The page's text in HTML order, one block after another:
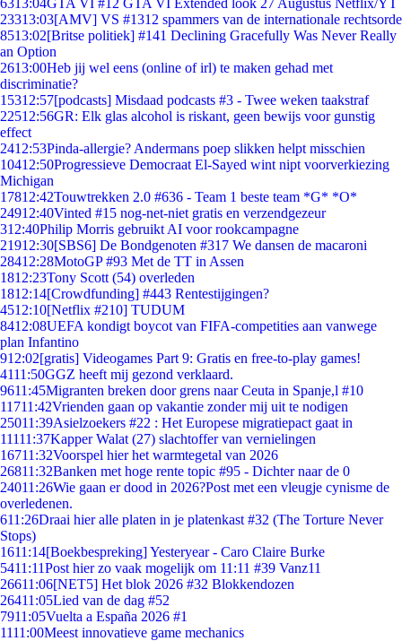
6313:04GTA VI #12 GTA VI Extended look 27 Augustus Netflix/YT
23313:03[AMV] VS #1312 spammers van de internationale rechtsorde
8513:02[Britse politiek] #141 Declining Gracefully Was Never Really
an Option
2613:00Heb jij wel eens (online of irl) te maken gehad met
discriminatie?
15312:57[podcasts] Misdaad podcasts #3 - Twee weken taakstraf
22512:56GR: Elk glas alcohol is riskant, geen bewijs voor gunstig
effect
2412:53Pinda-allergie? Andermans poep slikken helpt misschien
10412:50Progressieve Democraat El-Sayed wint nipt voorverkiezing
Michigan
17812:42Touwtrekken 2.0 #636 - Team 1 beste team *G* *O*
24912:40Vinted #15 nog-net-niet gratis en verzendgezeur
312:40Philip Morris gebruikt AI voor rookcampagne
21912:30[SBS6] De Bondgenoten #317 We dansen de macaroni
28412:28MotoGP #93 Met de TT in Assen
1812:23Tony Scott (54) overleden
1812:14[Crowdfunding] #443 Rentestijgingen?
4512:10[Netflix #210] TUDUM
8412:08UEFA kondigt boycot van FIFA-competities aan vanwege
plan Infantino
912:02[gratis] Videogames Part 9: Gratis en free-to-play games!
4111:50GGZ heeft mij gezond verklaard.
9611:45Migranten breken door grens naar Ceuta in Spanje,l #10
11711:42Vrienden gaan op vakantie zonder mij uit te nodigen
25011:39Asielzoekers #22 : Het Europese migratiepact gaat in
11111:37Kapper Walat (27) slachtoffer van vernielingen
16711:32Voorspel hier het warmtegetal van 2026
26811:32Banken met hoge rente topic #95 - Dichter naar de 0
24011:26Wie gaan er dood in 2026?Post met een vleugje cynisme de
overledenen.
611:26Draai hier alle platen in je platenkast #32 (The Torture Never
Stops)
1611:14[Boekbespreking] Yesteryear - Caro Claire Burke
5411:11Post hier zo vaak mogelijk om 11:11 #39 Vanz11
26611:06[NET5] Het blok 2026 #32 Blokkendozen
26411:05Lied van de dag #52
7911:05Vuelta a España 2026 #1
1111:00Meest innovatieve game mechanics